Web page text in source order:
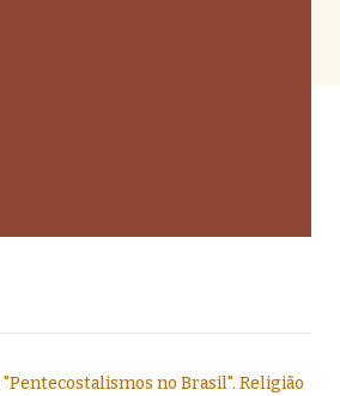
"Pentecostalismos no Brasil". Religião